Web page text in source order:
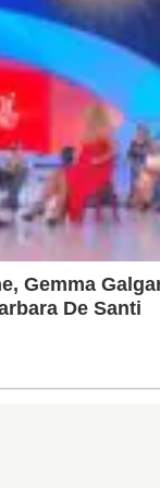
Gemma
De Santi